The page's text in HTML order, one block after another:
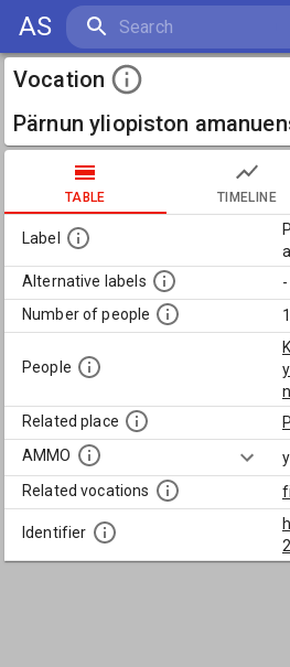
AS
Vocation
Pärnun yliopiston
TABLE TIMELINE
Label
Alternative labels
-
Number of people
1
People
Related place
AMMO
Related vocations
Identifier